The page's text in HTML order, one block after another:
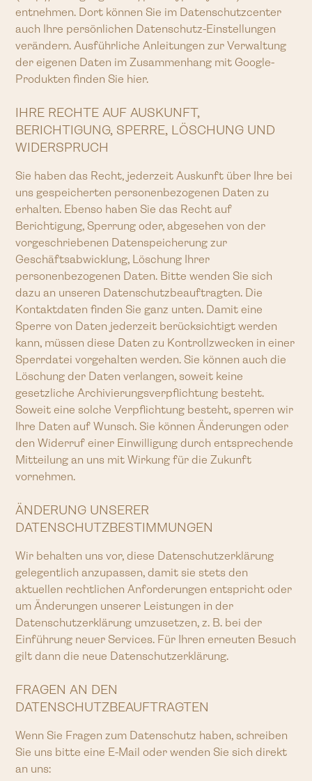
entnehmen. Dort können Sie im Datenschutzcenter
auch Ihre persönlichen Datenschutz-Einstellungen
verändern. Ausführliche Anleitungen zur Verwaltung
der eigenen Daten im Zusammenhang mit Google-
Produkten finden Sie hier.
IHRE RECHTE AUF AUSKUNFT,
BERICHTIGUNG, SPERRE, LÖSCHUNG UND
WIDERSPRUCH
Sie haben das Recht, jederzeit Auskunft über Ihre bei
uns gespeicherten personenbezogenen Daten zu
erhalten. Ebenso haben Sie das Recht auf
Berichtigung, Sperrung oder, abgesehen von der
vorgeschriebenen Datenspeicherung zur
Geschäftsabwicklung, Löschung Ihrer
personenbezogenen Daten. Bitte wenden Sie sich
dazu an unseren Datenschutzbeauftragten. Die
Kontaktdaten finden Sie ganz unten. Damit eine
Sperre von Daten jederzeit berücksichtigt werden
kann, müssen diese Daten zu Kontrollzwecken in einer
Sperrdatei vorgehalten werden. Sie können auch die
Löschung der Daten verlangen, soweit keine
gesetzliche Archivierungsverpflichtung besteht.
Soweit eine solche Verpflichtung besteht, sperren wir
Ihre Daten auf Wunsch. Sie können Änderungen oder
den Widerruf einer Einwilligung durch entsprechende
Mitteilung an uns mit Wirkung für die Zukunft
vornehmen.
ÄNDERUNG UNSERER
DATENSCHUTZBESTIMMUNGEN
Wir behalten uns vor, diese Datenschutzerklärung
gelegentlich anzupassen, damit sie stets den
aktuellen rechtlichen Anforderungen entspricht oder
um Änderungen unserer Leistungen in der
Datenschutzerklärung umzusetzen, z. B. bei der
Einführung neuer Services. Für Ihren erneuten Besuch
gilt dann die neue Datenschutzerklärung.
FRAGEN AN DEN
DATENSCHUTZBEAUFTRAGTEN
Wenn Sie Fragen zum Datenschutz haben, schreiben
Sie uns bitte eine E-Mail oder wenden Sie sich direkt
an uns: